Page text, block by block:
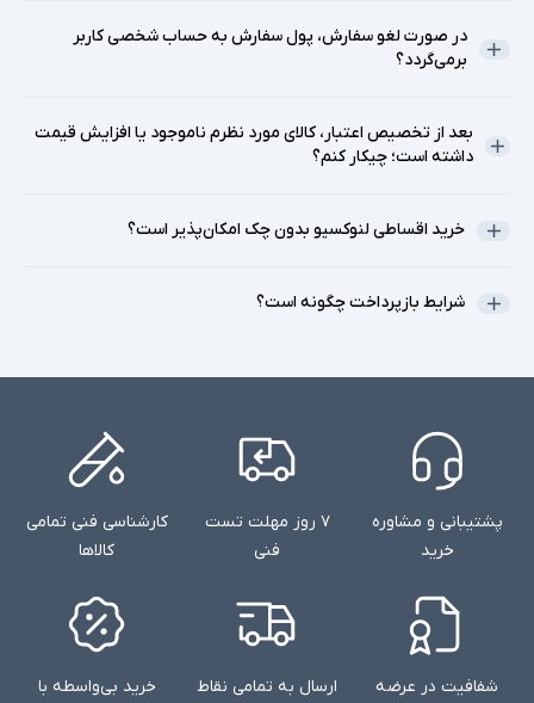
در صورت لغو سفارش، پول سفارش به حساب شخصی کاربر
برمی‌گردد؟
بعد از تخصیص اعتبار، کالای مورد نظرم ناموجود یا افزایش قیمت
داشته است؛ چیکار کنم؟
خرید اقساطی لنوکسیو بدون چک امکان‌پذیر است؟
شرایط بازپرداخت چگونه است؟
پشتیبانی و مشاوره
خرید
۷ روز مهلت تست
فنی
کارشناسی فنی تمامی
کالاها
شفافیت در عرضه
ارسال به تمامی نقاط
خرید بی‌واسطه با